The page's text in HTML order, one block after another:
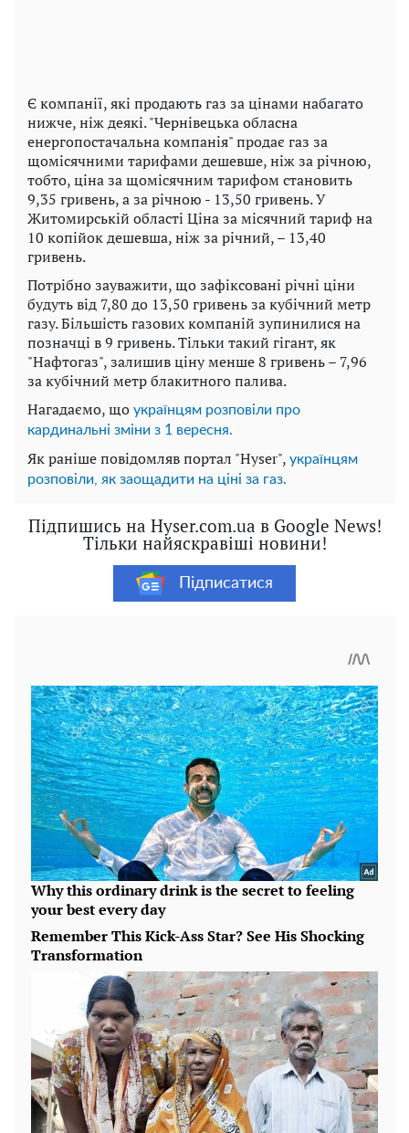
Є компанії, які продають газ за цінами набагато
нижче, ніж деякі. "Чернівецька обласна
енергопостачальна компанія" продає газ за
щомісячними тарифами дешевше, ніж за річною,
тобто, ціна за щомісячним тарифом становить
9,35 гривень, а за річною - 13,50 гривень. У
Житомирській області Ціна за місячний тариф на
10 копійок дешевша, ніж за річний, – 13,40
гривень.
Потрібно зауважити, що зафіксовані річні ціни
будуть від 7,80 до 13,50 гривень за кубічний метр
газу. Більшість газових компаній зупинилися на
позначці в 9 гривень. Тільки такий гігант, як
"Нафтогаз", залишив ціну менше 8 гривень – 7,96
за кубічний метр блакитного палива.
Нагадаємо, що українцям розповіли про
кардинальні зміни з 1 вересня.
Як раніше повідомляв портал "Hyser", українцям
розповіли, як заощадити на ціні за газ.
Підпишись на Hyser.com.ua в Google News!
Тільки найяскравіші новини!
Підписатися